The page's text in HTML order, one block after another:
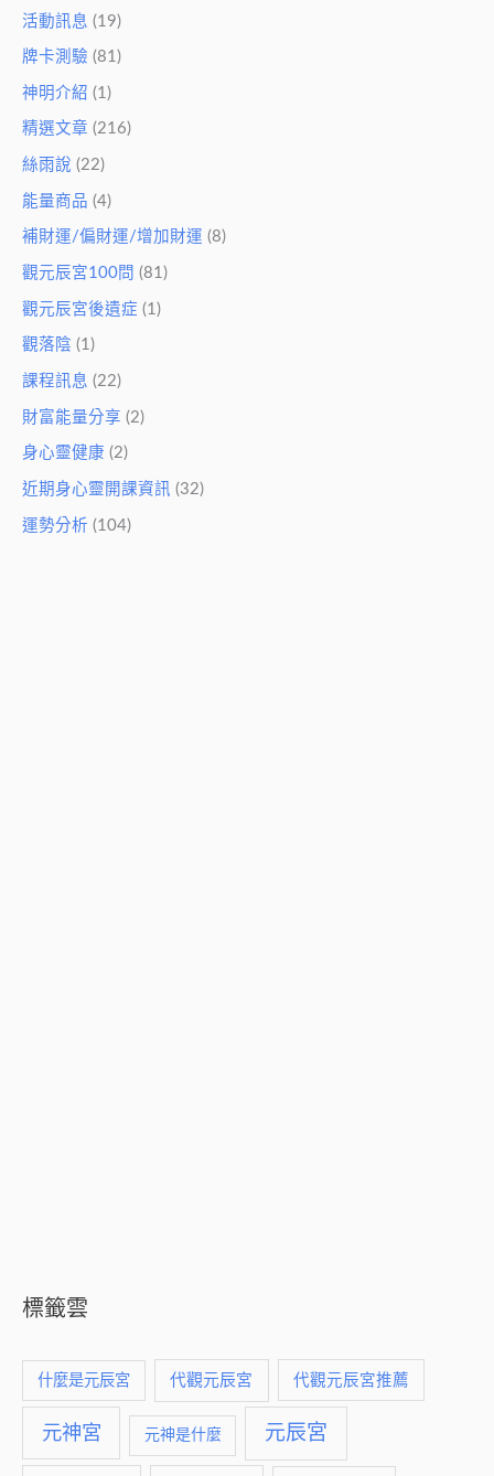
活動訊息 (19)
牌卡測驗 (81)
神明介紹 (1)
精選文章 (216)
絲雨說 (22)
能量商品 (4)
補財運/偏財運/增加財運 (8)
觀元辰宮100問 (81)
觀元辰宮後遺症 (1)
觀落陰 (1)
課程訊息 (22)
財富能量分享 (2)
身心靈健康 (2)
近期身心靈開課資訊 (32)
運勢分析 (104)
標籤雲
什麼是元辰宮 代觀元辰宮 代觀元辰宮推薦
元神宮 元神是什麼 元辰宮